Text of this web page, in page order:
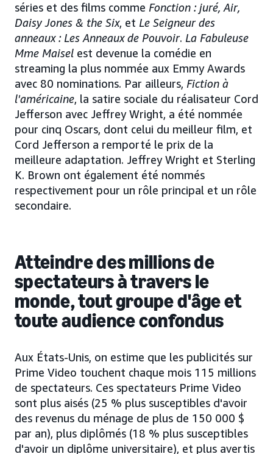
séries et des films comme Fonction : juré, Air,
Daisy Jones & the Six, et Le Seigneur des
anneaux : Les Anneaux de Pouvoir. La Fabuleuse
Mme Maisel est devenue la comédie en
streaming la plus nommée aux Emmy Awards
avec 80 nominations. Par ailleurs, Fiction à
l'américaine, la satire sociale du réalisateur Cord
Jefferson avec Jeffrey Wright, a été nommée
pour cinq Oscars, dont celui du meilleur film, et
Cord Jefferson a remporté le prix de la
meilleure adaptation. Jeffrey Wright et Sterling
K. Brown ont également été nommés
respectivement pour un rôle principal et un rôle
secondaire.
Atteindre des millions de
spectateurs à travers le
monde, tout groupe d'âge et
toute audience confondus
Aux États-Unis, on estime que les publicités sur
Prime Video touchent chaque mois 115 millions
de spectateurs. Ces spectateurs Prime Video
sont plus aisés (25 % plus susceptibles d'avoir
des revenus du ménage de plus de 150 000 $
par an), plus diplômés (18 % plus susceptibles
d'avoir un diplôme universitaire), et plus avertis